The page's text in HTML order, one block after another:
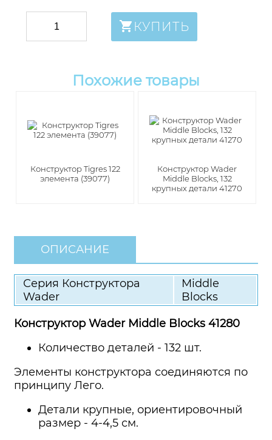
КУПИТЬ
Похожие товары
Конструктор Tigres 122
элемента (39077)
Конструктор Wader
Middle Blocks, 132
крупных детали 41270
ОПИСАНИЕ
Серия Конструктора
Wader
Middle
Blocks
Конструктор Wader Middle Blocks 41280
Количество деталей - 132 шт.
Элементы конструктора соединяются по
принципу Лего.
Детали крупные, ориентировочный
размер - 4-4,5 см.